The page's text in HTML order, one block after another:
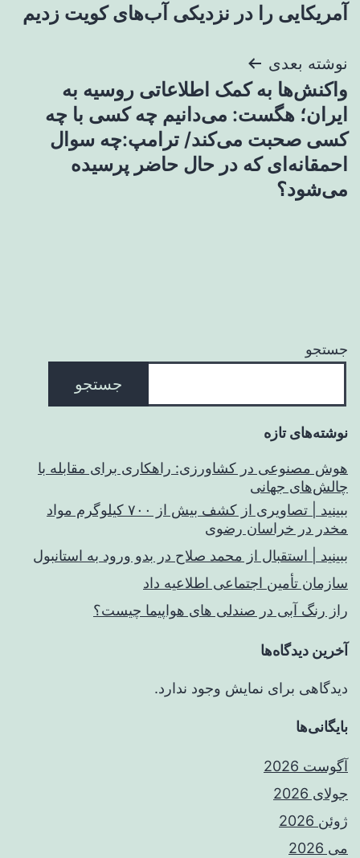
آمریکایی را در نزدیکی آب‌های کویت زدیم
نوشته بعدی
واکنش‌ها به کمک اطلاعاتی روسیه به
ایران؛ هگست: می‌دانیم چه کسی با چه
کسی صحبت می‌کند/ ترامپ:چه سوال
احمقانه‌ای که در حال حاضر پرسیده
می‌شود؟
جستجو
جستجو
نوشته‌های تازه
هوش مصنوعی در کشاورزی: راهکاری برای مقابله با
چالش‌های جهانی
ببینید | تصاویری از کشف بیش از ۷۰۰ کیلوگرم مواد
مخدر در خراسان رضوی
ببینید | استقبال از محمد صلاح در بدو ورود به استانبول
سازمان تأمین اجتماعی اطلاعیه داد
راز رنگ آبی در صندلی های هواپیما چیست؟
آخرین دیدگاه‌ها
دیدگاهی برای نمایش وجود ندارد.
بایگانی‌ها
آگوست 2026
جولای 2026
ژوئن 2026
می 2026